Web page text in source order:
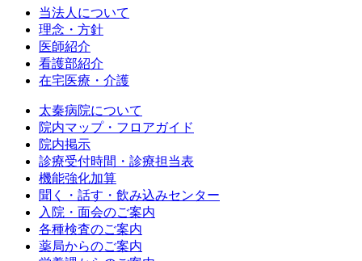
当法人について
理念・方針
医師紹介
看護部紹介
在宅医療・介護
太秦病院について
院内マップ・フロアガイド
院内掲示
診療受付時間・診療担当表
機能強化加算
聞く・話す・飲み込みセンター
入院・面会のご案内
各種検査のご案内
薬局からのご案内